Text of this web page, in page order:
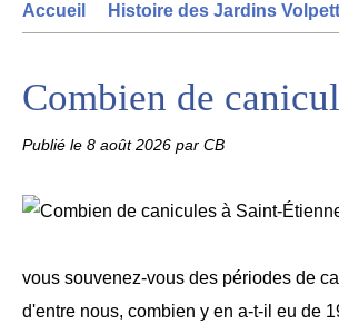
Accueil Histoire des Jardins
Combien de
Publié le 8 août 2026 par CB
vous souvenez-vous des périodes de
d'entre nous, combien y en a-t-il eu de